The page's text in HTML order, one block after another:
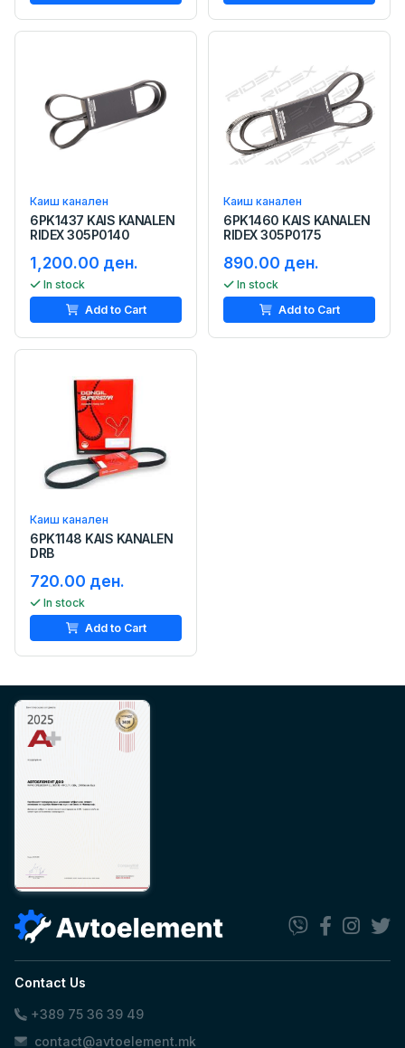
Каиш канален
6PK1437 KAIS KANALEN
RIDEX 305P0140
1,200.00 ден.
In stock
Add to Cart
Каиш канален
6PK1460 KAIS KANALEN
RIDEX 305P0175
890.00 ден.
In stock
Add to Cart
Каиш канален
6PK1148 KAIS KANALEN
DRB
720.00 ден.
In stock
Add to Cart
Contact Us
+389 75 36 39 49
contact@avtoelement.mk